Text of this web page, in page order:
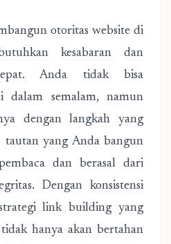
otoritas website di
kesabaran dan
Anda tidak bisa
dalam semalam, namun
dengan langkah yang
tautan yang Anda bangun
dan berasal dari
Dengan konsistensi
link building yang
hanya akan bertahan